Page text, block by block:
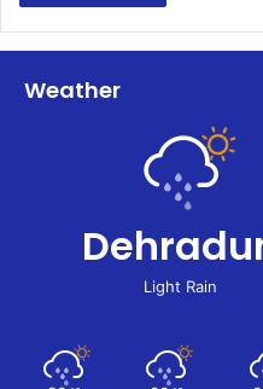
Weather
Light Rain